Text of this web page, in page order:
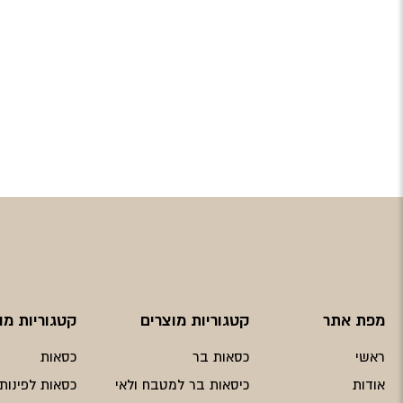
מפת אתר
ראשי
אודות
קטגוריות מוצרים
כסאות בר
כיסאות בר למטבח ולאי
קטגוריות
כסאות
כסאות